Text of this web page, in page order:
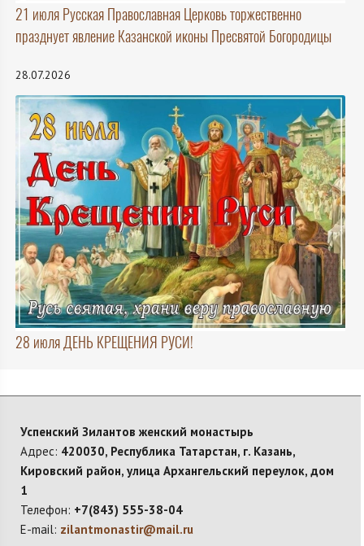
21 июля Русская Православная Церковь торжественно
празднует явление Казанской иконы Пресвятой Богородицы
28.07.2026
28 июля ДЕНЬ КРЕЩЕНИЯ РУСИ!
Успенский Зилантов женский монастырь
Адрес: 420030, Республика Татарстан, г. Казань,
Кировский район, улица Архангельский переулок, дом
1
Телефон: +7(843) 555-38-04
E-mail: zilantmonastir@mail.ru